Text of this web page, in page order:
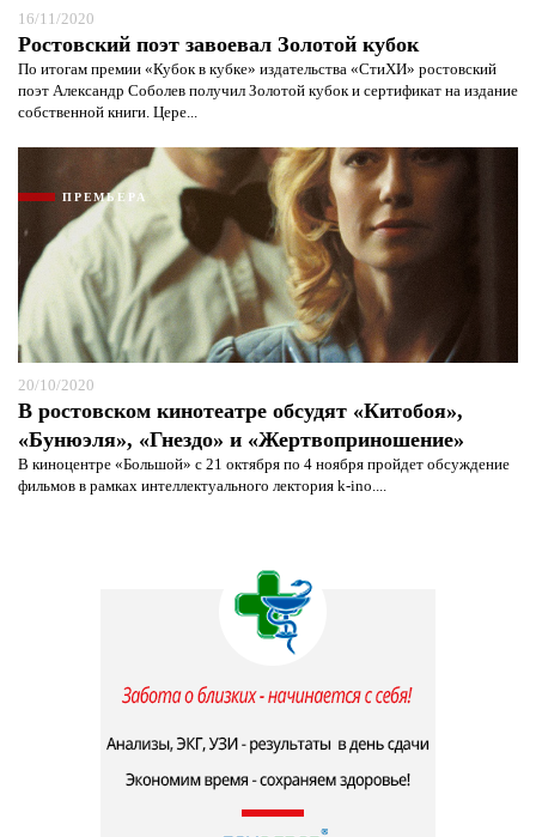
16/11/2020
Ростовский поэт завоевал Золотой кубок
По итогам премии «Кубок в кубке» издательства «СтиХИ» ростовский
поэт Александр Соболев получил Золотой кубок и сертификат на издание
собственной книги. Цере...
ПРЕМЬЕРА
20/10/2020
В ростовском кинотеатре обсудят «Китобоя»,
«Бунюэля», «Гнездо» и «Жертвоприношение»
В киноцентре «Большой» с 21 октября по 4 ноября пройдет обсуждение
фильмов в рамках интеллектуального лектория k-ino....